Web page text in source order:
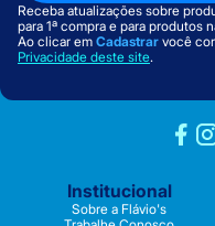
Receba atualizações sobre
para 1ª compra e para produtos
Ao clicar em Cadastrar você
Privacidade deste site.
Institucional
Sobre a Flávio's